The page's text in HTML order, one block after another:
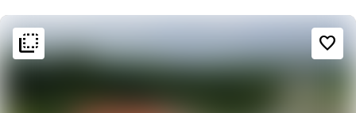
flip_to_back favorite_border
flip_to_back Ambiente und Ästhetik
info
Gemütlich